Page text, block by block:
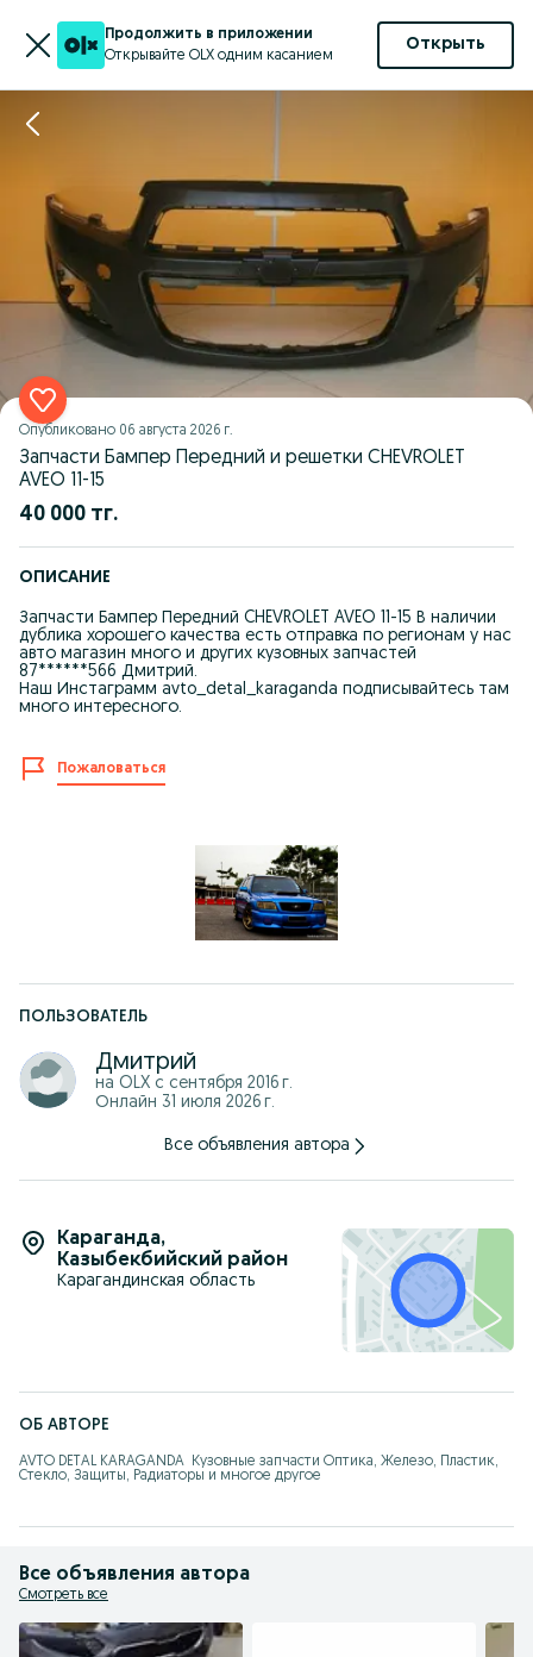
Продолжить в приложении
Открывайте OLX одним касанием
Открыть
Опубликовано 06 августа 2026 г.
Запчасти Бампер Передний и решетки CHEVROLET
AVEO 11-15
40 000 тг.
ОПИСАНИЕ
Запчасти Бампер Передний CHEVROLET AVEO 11-15 В наличии
дублика хорошего качества есть отправка по регионам у нас
авто магазин много и других кузовных запчастей
87******566 Дмитрий.
Наш Инстаграмм avto_detal_karaganda подписывайтесь там
много интересного.
Пожаловаться
ПОЛЬЗОВАТЕЛЬ
Дмитрий
на OLX с сентября 2016 г.
Онлайн 31 июля 2026 г.
Все объявления автора
Караганда,
Казыбекбийский район
Карагандинская область
ОБ АВТОРЕ
AVTO DETAL KARAGANDA  Кузовные запчасти Оптика, Железо, Пластик,
Стекло, Защиты, Радиаторы и многое другое
Все объявления автора
Смотреть все